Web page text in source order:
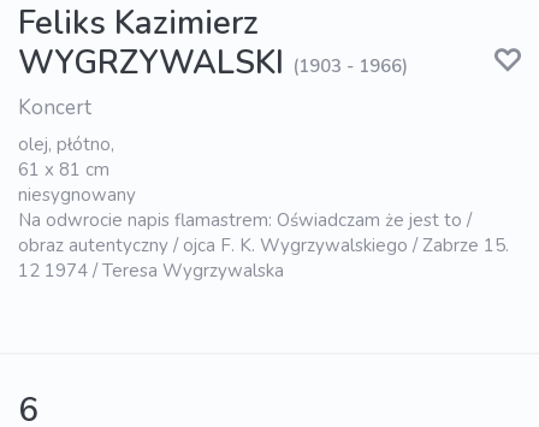
Feliks Kazimierz
WYGRZYWALSKI (1903 - 1966)
Koncert
olej, płótno,
61 x 81 cm
niesygnowany
Na odwrocie napis flamastrem: Oświadczam że jest to /
obraz autentyczny / ojca F. K. Wygrzywalskiego / Zabrze 15.
12 1974 / Teresa Wygrzywalska
6